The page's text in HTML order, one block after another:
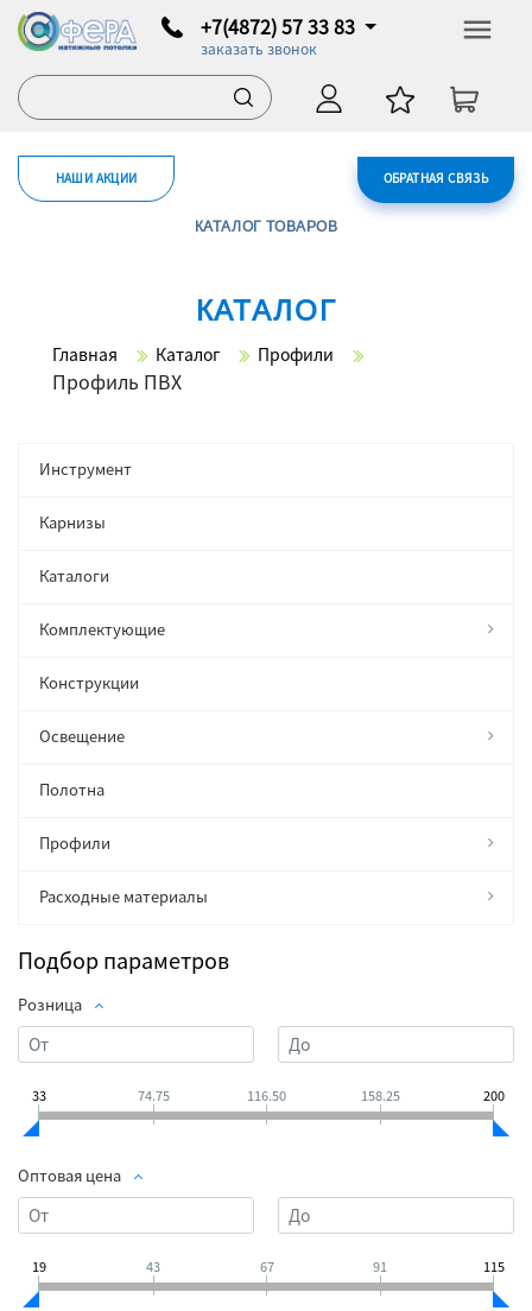
+7(4872) 57 33 83
заказать звонок
ОБРАТНАЯ СВЯЗЬ
НАШИ АКЦИИ
КАТАЛОГ ТОВАРОВ
КАТАЛОГ
Главная Каталог Профили
Профиль ПВХ
Инструмент
Карнизы
Каталоги
Комплектующие
Конструкции
Освещение
Полотна
Профили
Расходные материалы
Подбор параметров
Розница
33 74.75 116.50 158.25 200
Оптовая цена
19 43 67 91 115